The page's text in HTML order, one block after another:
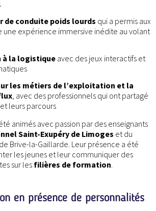
de conduite poids lourds qui a permis aux
une expérience immersive inédite au volant
la logistique avec des jeux interactifs et
les métiers de l’exploitation et la
, avec des professionnels qui ont partagé
leurs parcours
animés avec passion par des enseignants
Saint-Exupéry de Limoges et du
de Brive-la-Gaillarde. Leur présence a été
les jeunes et leur communiquer des
sur les filières de formation.
en présence de personnalités